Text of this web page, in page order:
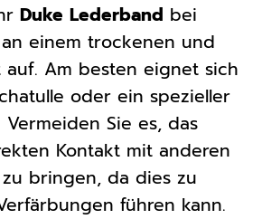
Duke Lederband bei
einem trockenen und
Am besten eignet sich
oder ein spezieller
Vermeiden Sie es, das
Kontakt mit anderen
bringen, da dies zu
führen kann.